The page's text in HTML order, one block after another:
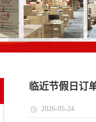
临近节假日订
2026-05-24